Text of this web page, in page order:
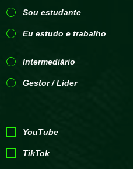
Sou estudante
Eu estudo e trabalho
Intermediário
Gestor / Líder
YouTube
TikTok